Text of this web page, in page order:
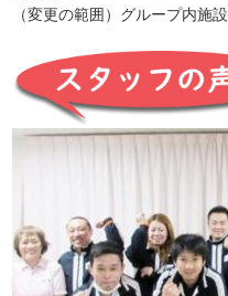
（変更の範囲）グループ内施設